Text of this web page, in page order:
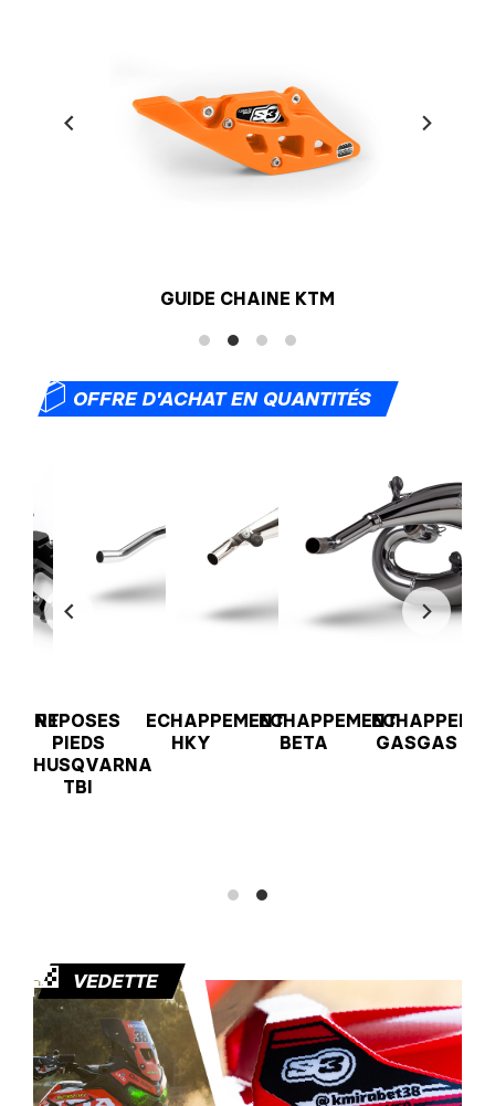
GUIDE CHAINE KTM
📦 OFFRE D'ACHAT EN QUANTITÉS
REPOSES
PIEDS
HUSQVARNA
TBI
ECHAPPEMENT
HKY
ECHAPPEMENT
BETA
GASGAS
🏁 VEDETTE